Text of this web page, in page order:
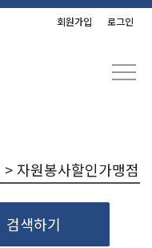
회원가입 로그인
> 자원봉사할인가맹점
검색하기